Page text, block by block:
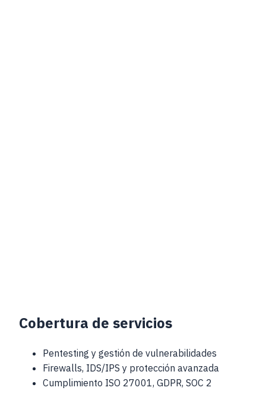
Cobertura de servicios
Pentesting y gestión de vulnerabilidades
Firewalls, IDS/IPS y protección avanzada
Cumplimiento ISO 27001, GDPR, SOC 2